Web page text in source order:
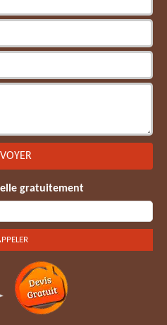
gratuitement